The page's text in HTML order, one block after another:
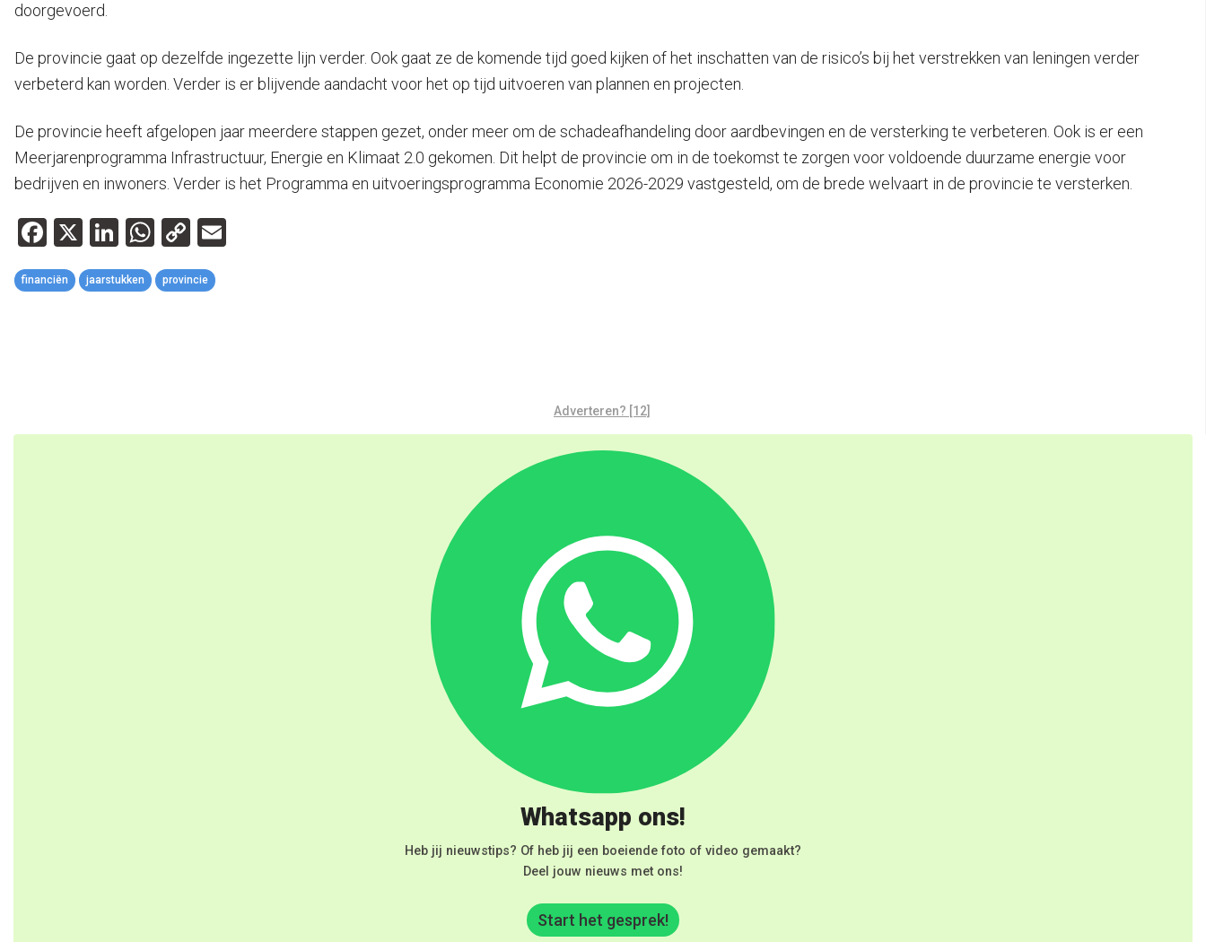
doorgevoerd.
De provincie gaat op dezelfde ingezette lijn verder. Ook gaat ze de komende tijd goed kijken of het inschatten van de risico’s bij het verstrekken van leningen verder
verbeterd kan worden. Verder is er blijvende aandacht voor het op tijd uitvoeren van plannen en projecten.
De provincie heeft afgelopen jaar meerdere stappen gezet, onder meer om de schadeafhandeling door aardbevingen en de versterking te verbeteren. Ook is er een
Meerjarenprogramma Infrastructuur, Energie en Klimaat 2.0 gekomen. Dit helpt de provincie om in de toekomst te zorgen voor voldoende duurzame energie voor
bedrijven en inwoners. Verder is het Programma en uitvoeringsprogramma Economie 2026-2029 vastgesteld, om de brede welvaart in de provincie te versterken.
Facebook
X LinkedIn
WhatsApp
Copy
Link
financiën jaarstukken provincie
Adverteren? [12]
Whatsapp ons!
Heb jij nieuwstips? Of heb jij een boeiende foto of video gemaakt?
Deel jouw nieuws met ons!
Start het gesprek!